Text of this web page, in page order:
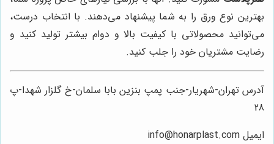
بهترین نوع ورق را به شما پیشنهاد می‌دهند. با انتخاب درست،
می‌توانید محصولاتی با کیفیت بالا و دوام بیشتر تولید کنید و
رضایت مشتریان خود را جلب کنید.
آدرس تهران-شهریار-جنب پمپ بنزین بابا سلمان-خ گلزار شهدا-پ
28
ایمیل info@honarplast.com